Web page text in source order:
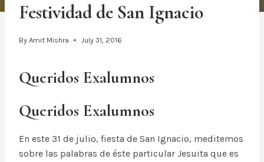
Festividad de San Ignacio
By Amit Mishra July 31, 2016
Queridos Exalumnos
Queridos Exalumnos
En este 31 de julio, fiesta de San Ignacio, meditemos
sobre las palabras de éste particular Jesuita que es